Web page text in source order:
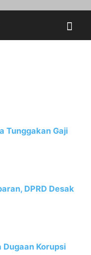
Tunggakan Gaji
DPRD Desak
Dugaan Korupsi